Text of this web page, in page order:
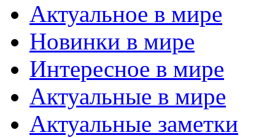
Актуальное в мире
Новинки в мире
Интересное в мире
Актуальные в мире
Актуальные заметки